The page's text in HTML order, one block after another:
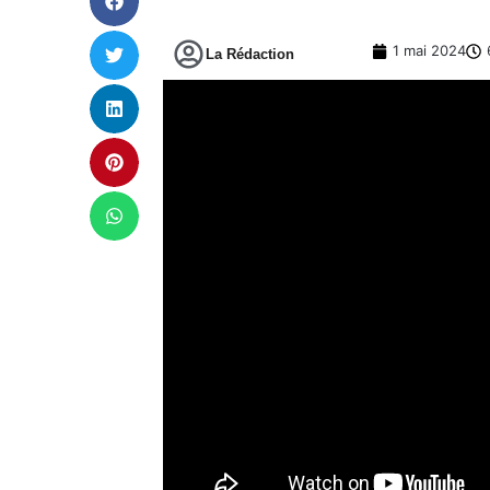
La Rédaction 1 mai 2024